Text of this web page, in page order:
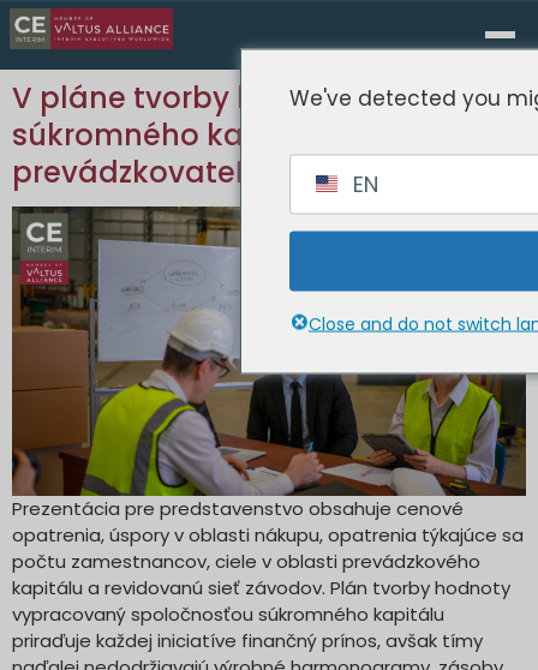
V pláne tvorby hodnoty v oblasti
súkromného kapitálu chýba
prevádzkovateľ
Prezentácia pre predstavenstvo obsahuje cenové
opatrenia, úspory v oblasti nákupu, opatrenia týkajúce sa
počtu zamestnancov, ciele v oblasti prevádzkového
kapitálu a revidovanú sieť závodov. Plán tvorby hodnoty
vypracovaný spoločnosťou súkromného kapitálu
priraďuje každej iniciatíve finančný prínos, avšak tímy
We've detected you
EN
Close and do not switch